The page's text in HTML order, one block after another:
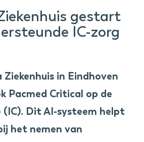
gestart
IC-zorg
in Eindhoven
Pacmed Critical op de
(IC). Dit AI-systeem helpt
het nemen van